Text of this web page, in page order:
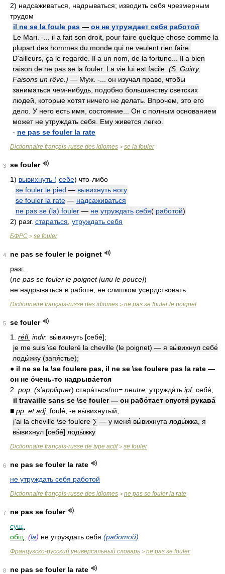
2) надсаживаться, надрываться; изводить себя чрезмерным
трудом
il ne se la foule pas — он не утруждает себя работой
Le Mari. -... il a fait son droit, pour faire quelque chose comme la
plupart des hommes du monde qui ne veulent rien faire.
D'ailleurs, ça le regarde. Il a un nom, de la fortune... Il a bien
raison de ne pas se la fouler. La vie lui est facile. (S. Guitry,
Faisons un rêve.) — Муж. -... он изучал право, чтобы
заниматься чем-нибудь, подобно большинству светских
людей, которые хотят ничего не делать. Впрочем, это его
дело. У него есть имя, состояние... Он с полным основанием
может не утруждать себя. Ему живется легко.
- ne pas se fouler la rate
Dictionnaire français-russe des idiomes > se la fouler
3
se fouler
1) вывихнуть ( себе) что-либо
se fouler le pied — вывихнуть ногу
se fouler la rate — надсаживаться
ne pas se (la) fouler — не утруждать себя( работой)
2) разг. стараться утруждать себя
БФРС > se fouler
4
ne pas se fouler le poignet
разг.
(ne pas se fouler le poignet [или le pouce])
не надрываться в работе, не слишком усердствовать
Dictionnaire français-russe des idiomes > ne pas se fouler le poignet
5
se fouler
1. réfl. indir. вы́вихнуть [себе́];
je me suis \se fouleré la cheville (le poignet) — я вы́вихнул себе́
лоды́жку (запя́стье);
● il ne se la \se foulere pas, il ne se \se foulere pas la rate —
он не о́чень-то надрыва́ется
2. pop. (s'appliquer) стара́ться/по= neutre; утружда́ть ipf. себя́;
il travaille sans se \se fouler — он рабо́тает спустя́ рукава́
■ pp. etadj. foulé, -e вы́вихнутый;
j'ai la cheville \se foulere ∑ — у меня́ вы́вихнута лоды́жка, я
вы́вихнул [себе́] лоды́жку
Dictionnaire français-russe de type actif> se fouler
6
ne pas se fouler la rate
не утруждать себя работой
Dictionnaire français-russe des idiomes > ne pas se fouler la rate
7
ne pas se fouler
сущ.
общ. (la) не утруждать себя (работой)
Французско-русский универсальный словарь > ne pas se fouler
8
ne pas se fouler la rate